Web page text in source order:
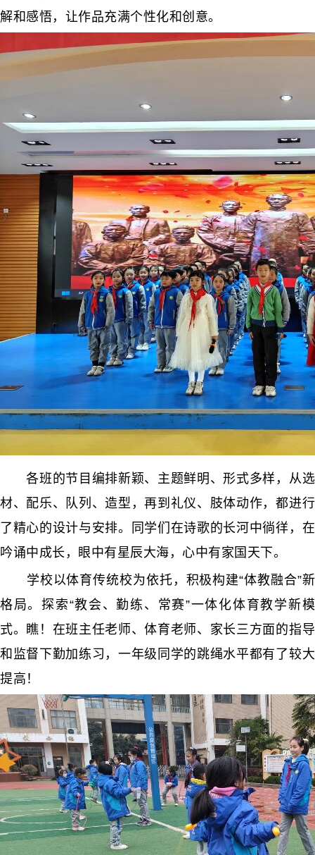
解和感悟，让作品充满个性化和创意。
各班的节目编排新颖、主题鲜明、形式多样，从选
材、配乐、队列、造型，再到礼仪、肢体动作，都进行
了精心的设计与安排。同学们在诗歌的长河中徜徉，在
吟诵中成长，眼中有星辰大海，心中有家国天下。
学校以体育传统校为依托，积极构建“体教融合”新
格局。探索“教会、勤练、常赛”一体化体育教学新模
式。瞧！在班主任老师、体育老师、家长三方面的指导
和监督下勤加练习，一年级同学的跳绳水平都有了较大
提高！